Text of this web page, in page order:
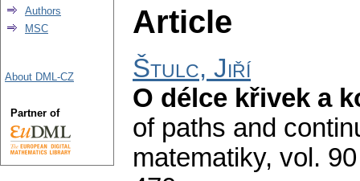
Article
Štulc, Jiří
O délce křivek a
of paths and
matematiky, vol.
Authors
MSC
About DML-CZ
Partner of